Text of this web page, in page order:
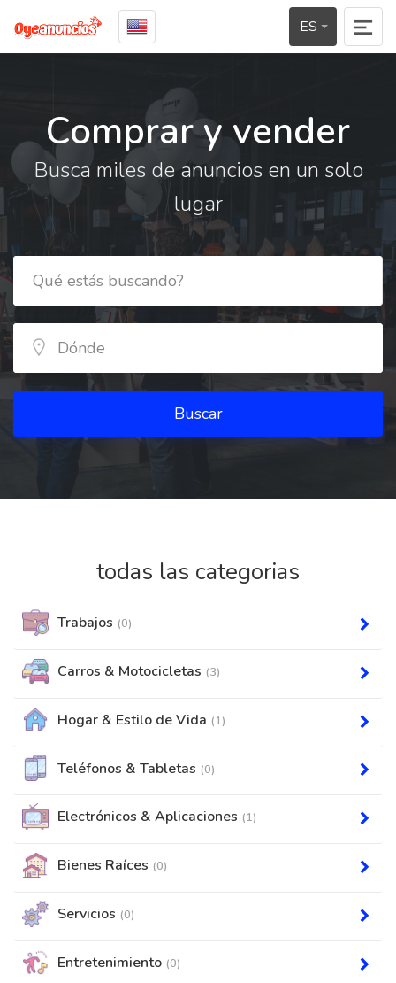
ES
Comprar y vender
Busca miles de anuncios en un solo
lugar
Buscar
todas las categorias
Trabajos (0)
Carros & Motocicletas (3)
Hogar & Estilo de Vida (1)
Teléfonos & Tabletas (0)
Electrónicos & Aplicaciones (1)
Bienes Raíces (0)
Servicios (0)
Entretenimiento (0)